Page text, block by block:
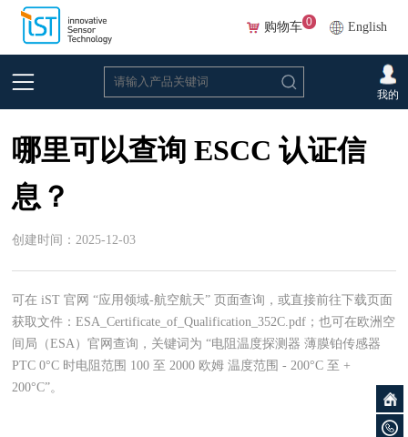
English
购物车 0
我的
首页 >温度
哪里可以查询 ESCC 认证信
息？
创建时间：2025-12-03
可在 iST 官网 “应用领域-航空航天” 页面查询，或直接前往下载页面
获取文件：ESA_Certificate_of_Qualification_352C.pdf；也可在欧洲空
间局（ESA）官网查询，关键词为 “电阻温度探测器 薄膜铂传感器
PTC 0°C 时电阻范围 100 至 2000 欧姆 温度范围 - 200°C 至 +
200°C”。